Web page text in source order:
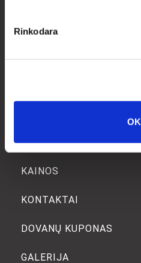
Rinkodara
OK
KURTI DROBĘ
KAINOS
KONTAKTAI
DOVANŲ KUPONAS
GALERIJA